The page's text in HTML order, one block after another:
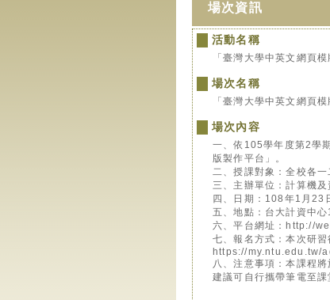
場次資訊
活動名稱
「臺灣大學中英文網頁
場次名稱
「臺灣大學中英文網頁
場次內容
一、依105學年度第2學
版製作平台」。
二、授課對象：全校各一
三、主辦單位：計算機
四、日期：108年1月
五、地點：台大計資中
六、平台網址：http://
七、報名方式：本次研
https://my.ntu.edu.tw/
八、注意事項：本課程
建議可自行攜帶筆電至課